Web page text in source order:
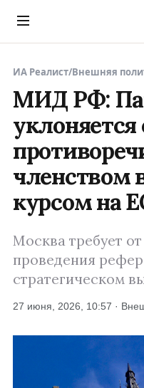
Menu
ИА Реалист/Внешняя
МИД РФ:
уклоняется
членством
курсом на
Москва требует
проведения
стратегическом
27 июня, 2026, 10:57 ·